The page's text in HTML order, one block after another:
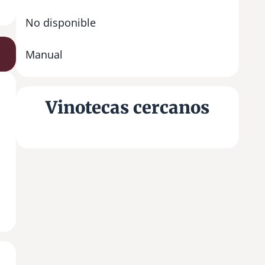
No disponible
Manual
Vinotecas cercanos